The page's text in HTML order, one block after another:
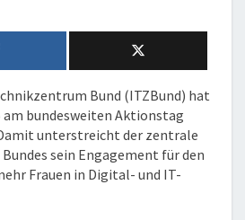
Bund (ITZBund) hat
am bundesweiten Aktionstag
unterstreicht der zentrale
sein Engagement für den
Frauen in Digital- und IT-